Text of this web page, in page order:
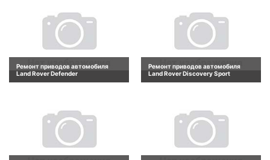
Ремонт приводов автомобиля
Land Rover Defender
Ремонт приводов автомобиля
Land Rover Discovery Sport